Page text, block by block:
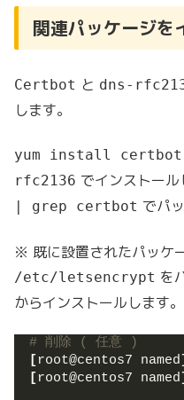
関連パッケージを
Certbot と dns-
します。
yum install certbot
rfc2136 でインストール
| grep certbot でパ
※ 既に設置されたパッケ
/etc/letsencrypt を
からインストールします。
# 削除 ( 任意 )
[root@centos7 named]
[root@centos7 named]